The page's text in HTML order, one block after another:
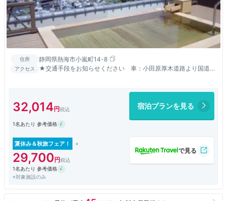
住所 静岡県熱海市小嵐町14-8
アクセス
★交通手段をお知らせください 車：小田原厚木道路より国道
32,014 宿泊プランを見る
1名あたり 参考価格
夏休み＆秋旅フェア！
29,700
1名あたり 参考価格
※対象施設のみ